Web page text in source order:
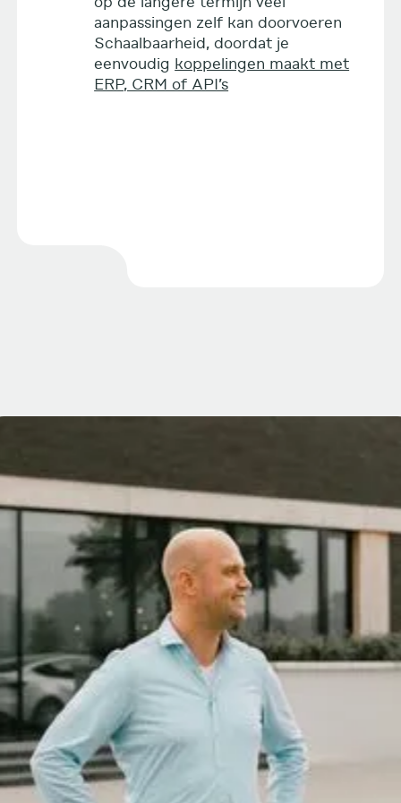
aanpassingen zelf kan doorvoeren
Schaalbaarheid, doordat je
eenvoudig koppelingen maakt met
ERP, CRM of API’s